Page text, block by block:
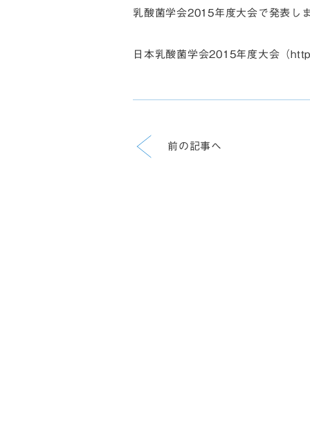
乳酸菌学会2015年度大会で発表し
日本乳酸菌学会2015年度大会
前の記事へ